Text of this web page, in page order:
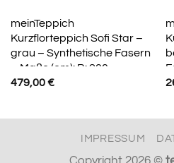
meinTeppich
Kurzflorteppich Sofi Star –
grau – Synthetische Fasern
– Maße (cm): B: 200
479,00€
IMPRESSUM